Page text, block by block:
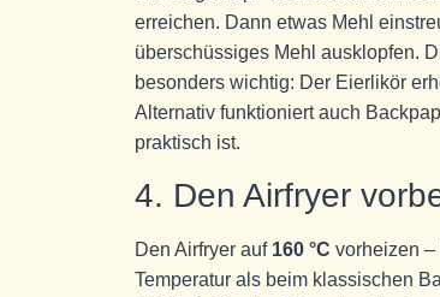
erreichen. Dann etwas Mehl
überschüssiges Mehl ausklopfen.
besonders wichtig: Der Eierlikör
Alternativ funktioniert auch
praktisch ist.
4. Den Airfryer
Den Airfryer auf 160 °C vorheizen –
Temperatur als beim klassischen